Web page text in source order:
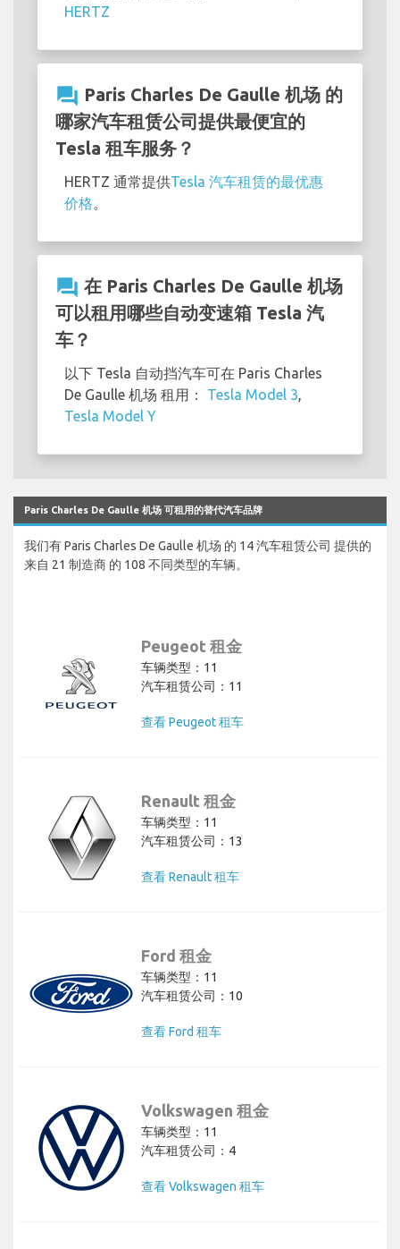
HERTZ
question_answer Paris Charles De Gaulle 机场 的
哪家汽车租赁公司提供最便宜的
Tesla 租车服务？
HERTZ 通常提供Tesla 汽车租赁的最优惠
价格。
question_answer 在 Paris Charles De Gaulle 机场
可以租用哪些自动变速箱 Tesla 汽
车？
以下 Tesla 自动挡汽车可在 Paris Charles
De Gaulle 机场 租用： Tesla Model 3,
Tesla Model Y
Paris Charles De Gaulle 机场 可租用的替代汽车品牌
我们有 Paris Charles De Gaulle 机场 的 14 汽车租赁公司 提供的
来自 21 制造商 的 108 不同类型的车辆。
Peugeot 租金
车辆类型：11
汽车租赁公司：11
查看 Peugeot 租车
Renault 租金
车辆类型：11
汽车租赁公司：13
查看 Renault 租车
Ford 租金
车辆类型：11
汽车租赁公司：10
查看 Ford 租车
Volkswagen 租金
车辆类型：11
汽车租赁公司：4
查看 Volkswagen 租车